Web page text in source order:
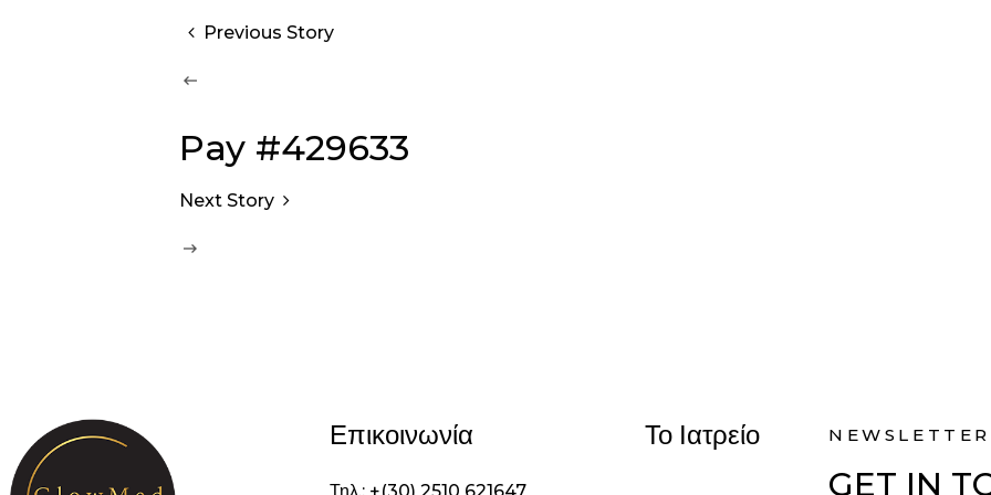
Previous Story
Pay #429633
Next Story
Επικοινωνία Το Ιατρείο NEWSLETTER
GET IN